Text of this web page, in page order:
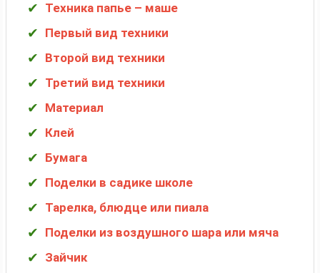
Техника папье – маше
Первый вид техники
Второй вид техники
Третий вид техники
Материал
Клей
Бумага
Поделки в садике школе
Тарелка, блюдце или пиала
Поделки из воздушного шара или мяча
Зайчик